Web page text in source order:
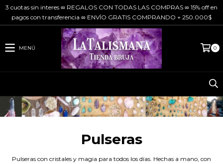
3 cuotas sin interes ∞ REGALOS CON TODAS LAS COMPRAS ∞ 15% off en
pagos con transferencia ∞ ENVÍO GRATIS COMPRANDO + 250.000$
MENÚ 0
Pulseras
Pulseras con cristales y magia para todos los días. Hechas a mano, con